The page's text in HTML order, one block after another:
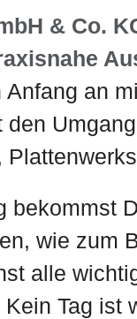
& Co.
an
bekommst
wie zum
alle
Tag ist